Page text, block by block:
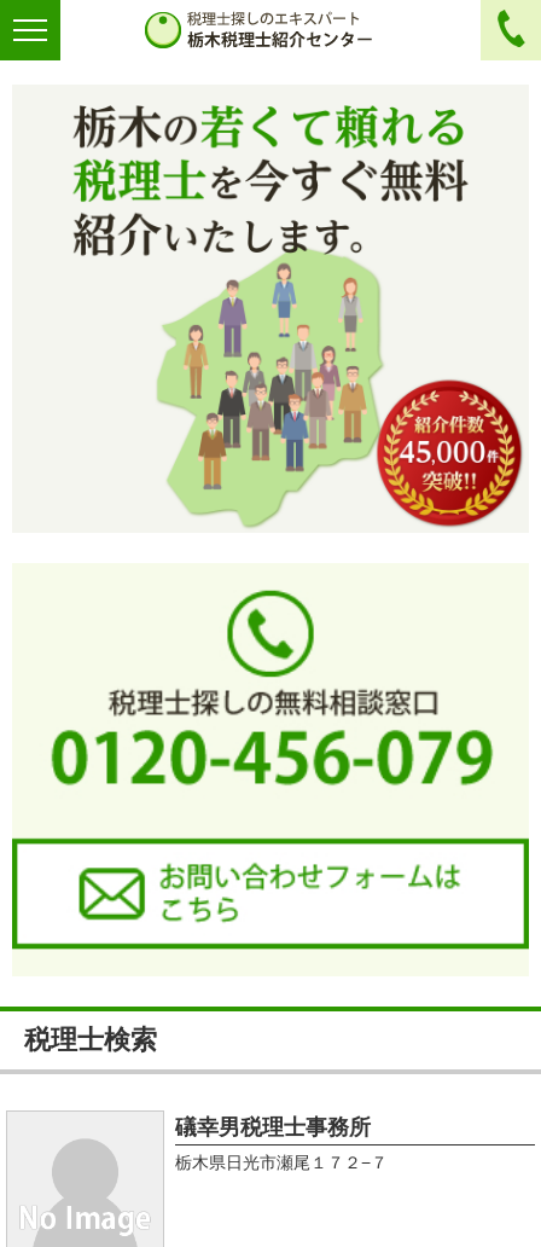
税理士検索
礒幸男税理士事務所
栃木県日光市瀬尾１７２−７